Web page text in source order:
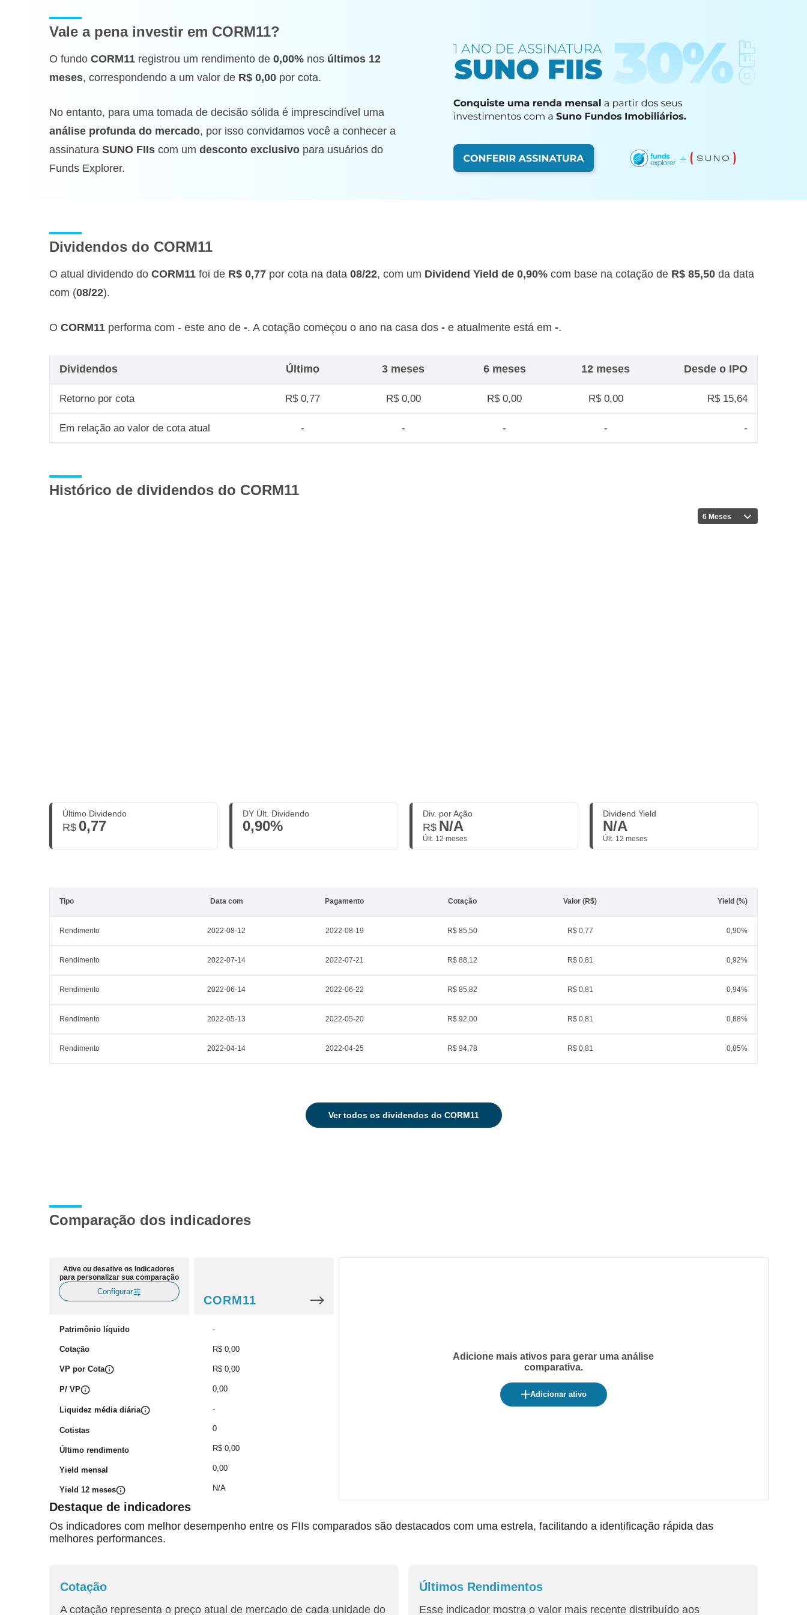
Vale a pena investir em CORM11?
O fundo CORM11 registrou um rendimento de 0,00% nos últimos 12
meses, correspondendo a um valor de R$ 0,00 por cota.
No entanto, para uma tomada de decisão sólida é imprescindível uma
análise profunda do mercado, por isso convidamos você a conhecer a
assinatura SUNO FIIs com um desconto exclusivo para usuários do
Funds Explorer.
Dividendos do CORM11
O atual dividendo do CORM11 foi de R$ 0,77 por cota na data 08/22, com um Dividend Yield de 0,90% com base na cotação de R$ 85,50 da data
com (08/22).
O CORM11 performa com - este ano de -. A cotação começou o ano na casa dos - e atualmente está em -.
Dividendos Último 3 meses 6 meses 12 meses Desde o IPO
Retorno por cota R$ 0,77 R$ 0,00 R$ 0,00 R$ 0,00 R$ 15,64
Em relação ao valor de cota atual - - - - -
Histórico de dividendos do CORM11
6 Meses
Último Dividendo
R$ 0,77
DY Últ. Dividendo
0,90%
Div. por Ação
R$ N/A
Últ. 12 meses
Dividend Yield
N/A
Últ. 12 meses
Tipo Data com Pagamento Cotação Valor (R$) Yield (%)
Rendimento 2022-08-12 2022-08-19 R$ 85,50 R$ 0,77 0,90%
Rendimento 2022-07-14 2022-07-21 R$ 88,12 R$ 0,81 0,92%
Rendimento 2022-06-14 2022-06-22 R$ 85,82 R$ 0,81 0,94%
Rendimento 2022-05-13 2022-05-20 R$ 92,00 R$ 0,81 0,88%
Rendimento 2022-04-14 2022-04-25 R$ 94,78 R$ 0,81 0,85%
Vertodos os dividendos do CORM11
Comparação dos indicadores
Ative ou desative os Indicadores
para personalizar sua comparação
Configurar
Patrimônio líquido
Cotação
VP por Cota
P/ VP
Liquidez média diária
Cotistas
Último rendimento
Yield mensal
Yield 12 meses
CORM11
-
R$ 0,00
R$ 0,00
0,00
-
0
R$ 0,00
0,00
N/A
Adicione mais ativos para gerar uma análise
comparativa.
Adicionar ativo
Destaque de indicadores
Os indicadores com melhor desempenho entre os FIIs comparados são destacados com uma estrela, facilitando a identificação rápida das
melhores performances.
Cotação
A cotação representa o preço atual de mercado de cada unidade do
Últimos Rendimentos
Esse indicador mostra o valor mais recente distribuído aos